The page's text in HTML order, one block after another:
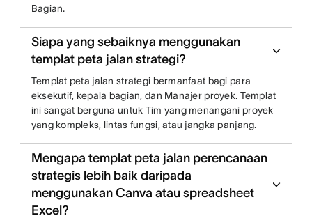
Bagian.
Siapa yang sebaiknya menggunakan
templat peta jalan strategi?
Templat peta jalan strategi bermanfaat bagi para
eksekutif, kepala bagian, dan Manajer proyek. Templat
ini sangat berguna untuk Tim yang menangani proyek
yang kompleks, lintas fungsi, atau jangka panjang.
Mengapa templat peta jalan perencanaan
strategis lebih baik daripada
menggunakan Canva atau spreadsheet
Excel?